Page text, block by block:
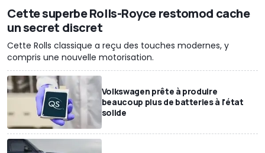
Cette superbe Rolls-Royce restomod cache
un secret discret
Cette Rolls classique a reçu des touches modernes, y
compris une nouvelle motorisation.
Volkswagen prête à produire
beaucoup plus de batteries à l'état
solide